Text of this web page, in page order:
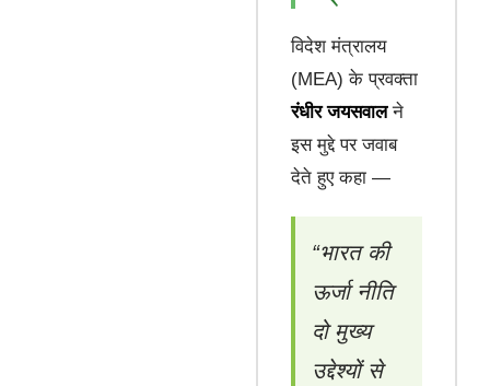
विदेश मंत्रालय
(MEA) के प्रवक्ता
रंधीर जयसवालने
इस मुद्दे पर जवाब
देते हुए कहा —
“भारत की
ऊर्जा नीति
दो मुख्य
उद्देश्यों से